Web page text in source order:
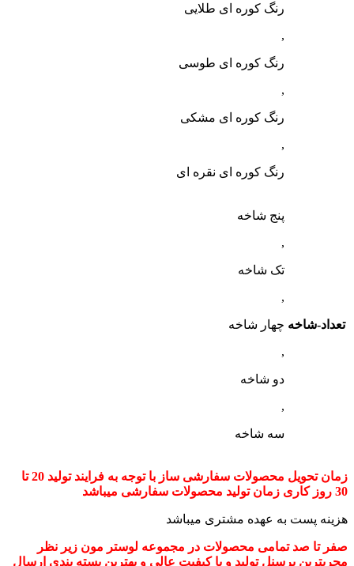
رنگ کوره ای طلایی
,
رنگ کوره ای طوسی
,
رنگ کوره ای مشکی
,
رنگ کوره ای نقره ای
تعداد-شاخه
پنج شاخه
,
تک شاخه
,
چهار شاخه
,
دو شاخه
,
سه شاخه
زمان تحویل محصولات سفارشی ساز با توجه به فرایند تولید 20 تا
30 روز کاری زمان تولید محصولات سفارشی میباشد
هزینه پست به عهده مشتری میباشد
صفر تا صد تمامی محصولات در مجموعه لوستر مون زیر نظر
مجربترین پرسنل تولید و با کیفیت عالی و بهترین بسته بندی ارسال